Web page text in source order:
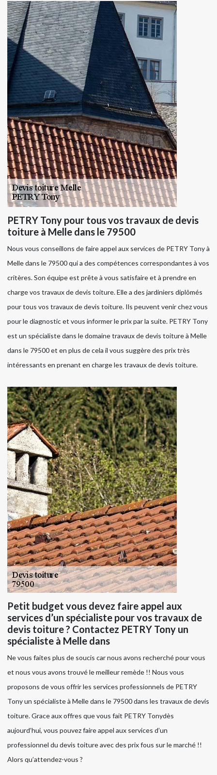
PETRY Tony pour tous vos travaux de devis
toiture à Melle dans le 79500
Nous vous conseillons de faire appel aux services de PETRY Tony à
Melle dans le 79500 qui a des compétences correspondantes à vos
critères. Son équipe est prête à vous satisfaire et à prendre en
charge vos travaux de devis toiture. Elle a des jardiniers diplômés
pour tous vos travaux de devis toiture. Ils peuvent venir chez vous
pour le diagnostic et vous informer le prix par la suite. PETRY Tony
est un spécialiste dans le domaine travaux de devis toiture à Melle
dans le 79500 et en plus de cela il vous suggère des prix très
intéressants en prenant en charge les travaux de devis toiture.
Petit budget vous devez faire appel aux
services d’un spécialiste pour vos travaux de
devis toiture ? Contactez PETRY Tony un
spécialiste à Melle dans
Ne vous faites plus de soucis car nous avons recherché pour vous
et nous vous avons trouvé le meilleur remède !! Nous vous
proposons de vous offrir les services professionnels de PETRY
Tony un spécialiste à Melle dans le 79500 dans les travaux de devis
toiture. Grace aux offres que vous fait PETRY Tonydès
aujourd’hui, vous pouvez faire appel aux services d’un
professionnel du devis toiture avec des prix fous sur le marché !!
Alors qu’attendez-vous ?